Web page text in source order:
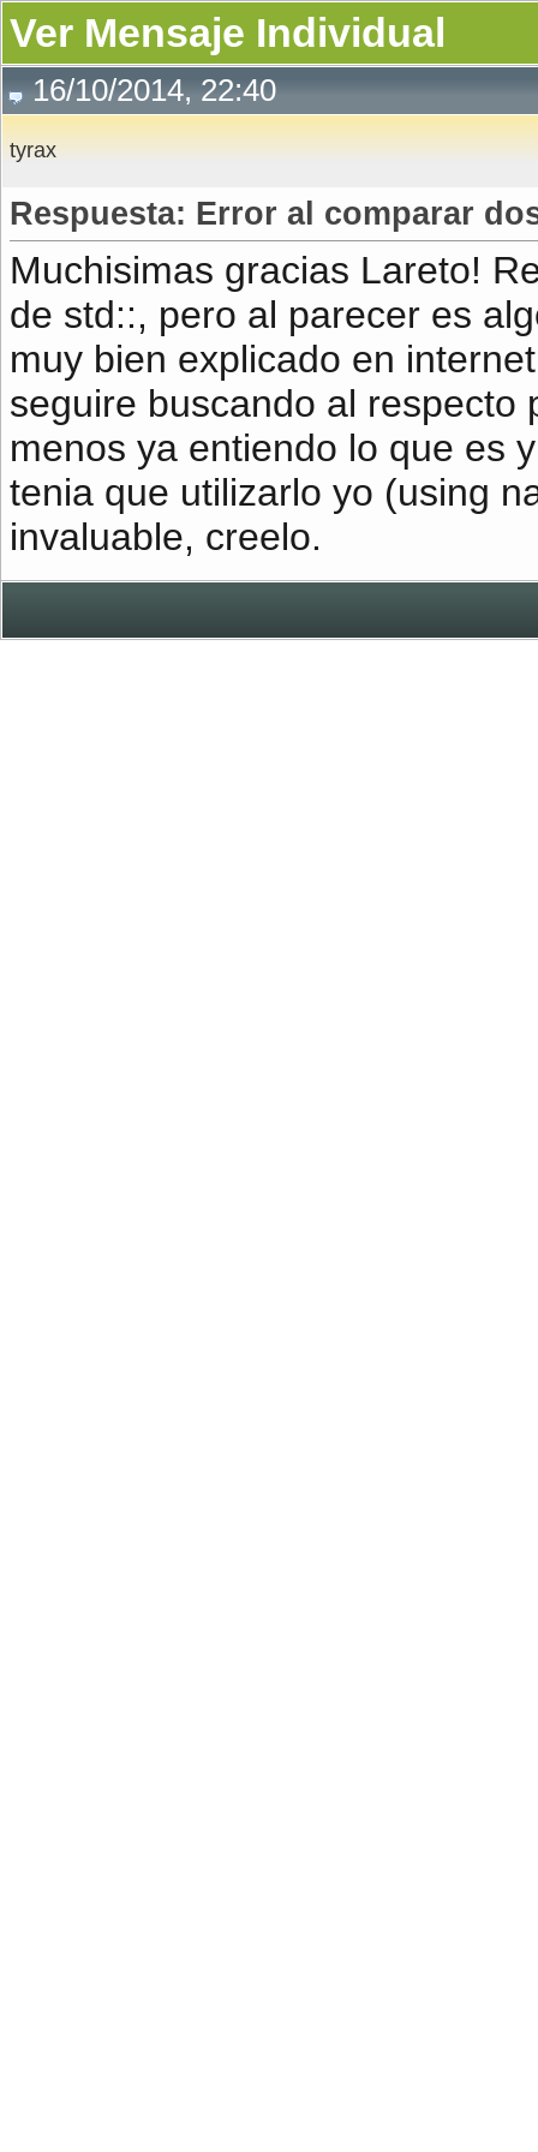
Ver Mensaje Individual
16/10/2014, 22:40
tyrax
Respuesta: Error al comparar
Muchisimas gracias Lareto!
de std::, pero al parecer es
muy bien explicado en
seguire buscando al respecto
menos ya entiendo lo que es
tenia que utilizarlo yo (using
invaluable, creelo.